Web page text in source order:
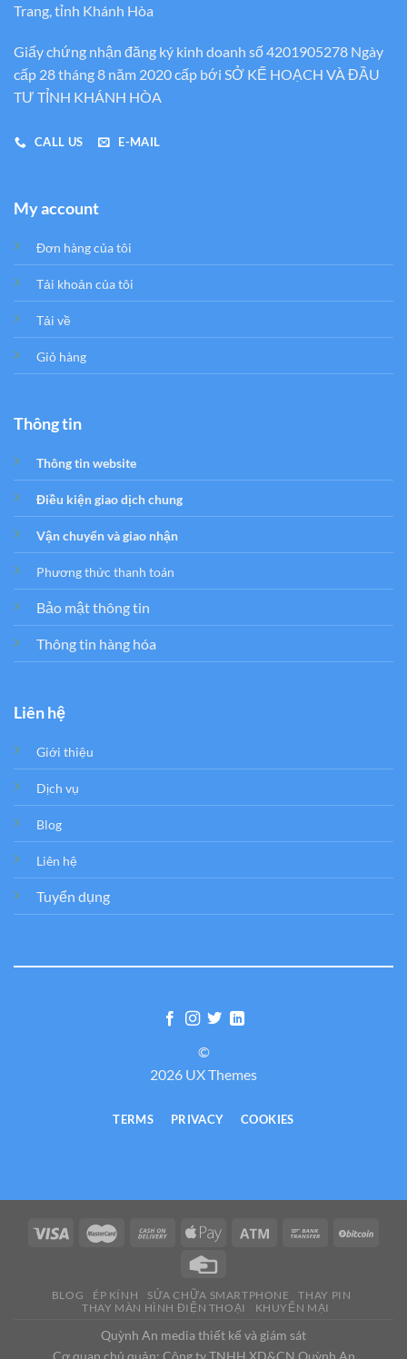
Trang, tỉnh Khánh Hòa
Giấy chứng nhận đăng ký kinh doanh số 4201905278 Ngày
cấp 28 tháng 8 năm 2020 cấp bới SỞ KẾ HOẠCH VÀ ĐẦU
TƯ TỈNH KHÁNH HÒA
CALL US E-MAIL
My account
Đơn hàng của tôi
Tải khoản của tôi
Tải về
Giỏ hàng
Thông tin
Thông tin website
Điều kiện giao dịch chung
Vận chuyển và giao nhận
Phương thức thanh toán
Bảo mật thông tin
Thông tin hàng hóa
Liên hệ
Giới thiệu
Dịch vụ
Blog
Liên hệ
Tuyển dụng
©
2026 UX Themes
TERMS PRIVACY COOKIES
BLOG ÉP KÍNH SỬA CHỮA SMARTPHONE
THAY PIN
THAY MÀN HÌNH ĐIỆN THOẠI
KHUYẾN MẠI
Quỳnh An media thiết kế và giám sát